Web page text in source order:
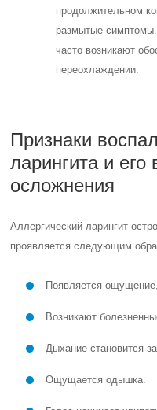
продолжительном
размытые
часто возникают
переохлаждении.
Признаки
ларингита и
осложнения
Аллергический ларингит
проявляется следующим
Появляется
Возникают
Дыхание становится
Ощущается одышка.